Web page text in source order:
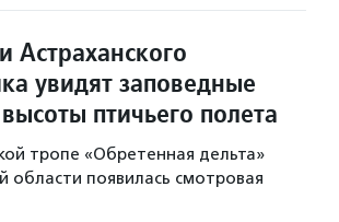
Астраханского
увидят заповедные
птичьего полета
тропе «Обретенная дельта»
области появилась смотровая